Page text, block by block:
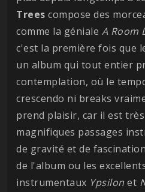
Trees compose des
comme la géniale A Room
c'est la première fois que
un album qui tout entier
contemplation, où le
crescendo ni breaks
prend plaisir, car il est
magnifiques passages
de gravité et de
de l'album ou les
instrumentaux Ypsilon et